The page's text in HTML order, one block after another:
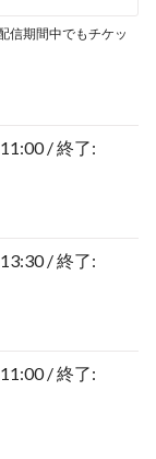
信期間中でもチケッ
/ 終了:
/ 終了:
/ 終了: